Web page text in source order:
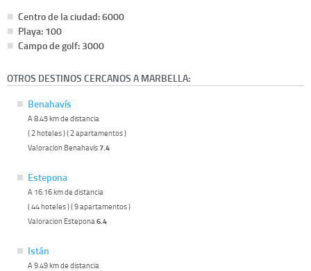
Centro de la ciudad: 6000
Playa: 100
Campo de golf: 3000
OTROS DESTINOS CERCANOS A MARBELLA:
Benahavís
A 8.45 km de distancia
( 2 hoteles ) ( 2 apartamentos )
Valoracion Benahavís7.4
Estepona
A 16.16 km de distancia
( 44 hoteles ) ( 9 apartamentos )
Valoracion Estepona 6.4
Istán
A 9.49 km de distancia